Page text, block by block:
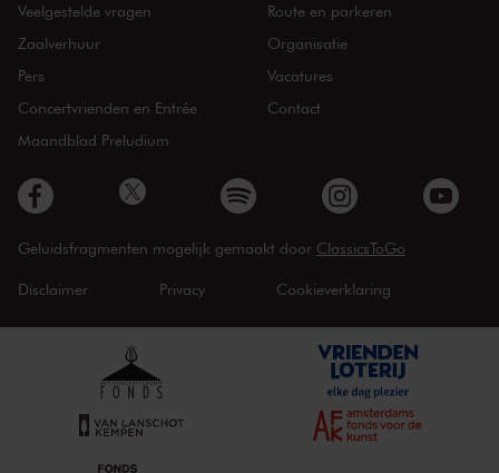
Veelgestelde vragen
Zaalverhuur
Pers
Concertvrienden en Entrée
Maandblad Preludium
Route en parkeren
Organisatie
Vacatures
Contact
Geluidsfragmenten mogelijk gemaakt door ClassicsToGo
Disclaimer Privacy Cookieverklaring